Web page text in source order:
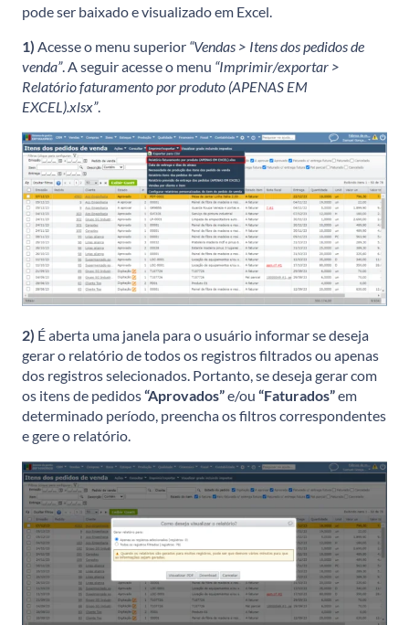
pode ser baixado e visualizado em Excel.
1) Acesse o menu superior “Vendas > Itens dos pedidos de
venda”. A seguir acesse o menu “Imprimir/exportar >
Relatório faturamento por produto (APENAS EM
EXCEL).xlsx”.
2) É aberta uma janela para o usuário informar se deseja
gerar o relatório de todos os registros filtrados ou apenas
dos registros selecionados. Portanto, se deseja gerar com
os itens de pedidos“Aprovados”e/ou “Faturados”em
determinado período, preencha os filtros correspondentes
e gere o relatório.